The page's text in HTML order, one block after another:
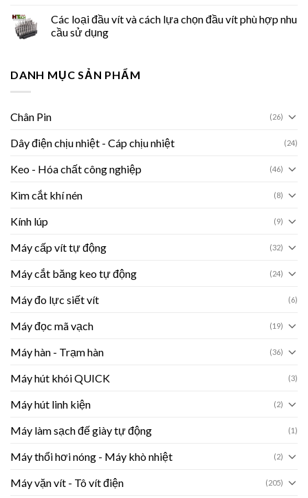
Các loại đầu vít và cách lựa chọn đầu vít phù hợp nhu
cầu sử dụng
DANH MỤC SẢN PHẨM
Chân Pin (26)
Dây điện chịu nhiệt - Cáp chịu nhiệt (24)
Keo - Hóa chất công nghiệp (46)
Kìm cắt khí nén (8)
Kính lúp (9)
Máy cấp vít tự động (32)
Máy cắt băng keo tự động (24)
Máy đo lực siết vít (6)
Máy đọc mã vạch (19)
Máy hàn - Trạm hàn (36)
Máy hút khói QUICK (3)
Máy hút linh kiện (2)
Máy làm sạch đế giày tự động (1)
Máy thổi hơi nóng - Máy khò nhiệt (2)
Máy vặn vít - Tô vít điện (205)